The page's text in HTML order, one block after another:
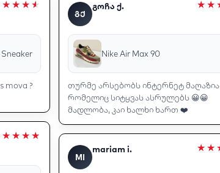
mova ?
ᲒᲥ
გოჩა ქ.
Nike Air Max 90
თურმე არსებობს ინტერნეტ მაღაზია
რომელიც სიტყვას ასრულებს 😀😀
მადლობა, კაი ხალხი ხართ ❤️
MI
mariam i.